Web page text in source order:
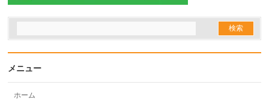
メニュー
ホーム